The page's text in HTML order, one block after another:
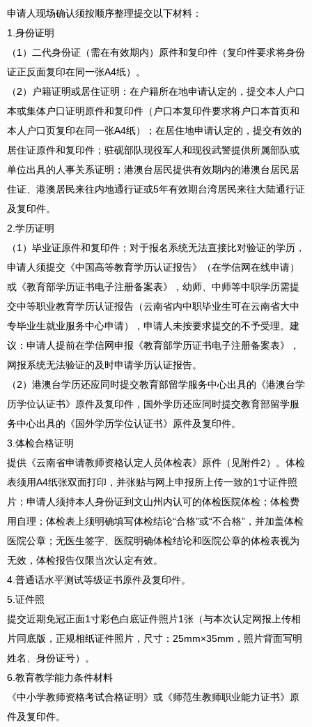
申请人现场确认须按顺序整理提交以下材料：
1.身份证明
（1）二代身份证（需在有效期内）原件和复印件（复印件要求将身份
证正反面复印在同一张A4纸）。
（2）户籍证明或居住证明：在户籍所在地申请认定的，提交本人户口
本或集体户口证明原件和复印件（户口本复印件要求将户口本首页和
本人户口页复印在同一张A4纸）；在居住地申请认定的，提交有效的
居住证原件和复印件；驻砚部队现役军人和现役武警提供所属部队或
单位出具的人事关系证明；港澳台居民提供有效期内的港澳台居民居
住证、港澳居民来往内地通行证或5年有效期台湾居民来往大陆通行证
及复印件。
2.学历证明
（1）毕业证原件和复印件；对于报名系统无法直接比对验证的学历，
申请人须提交《中国高等教育学历认证报告》（在学信网在线申请）
或《教育部学历证书电子注册备案表》，幼师、中师等中职学历需提
交中等职业教育学历认证报告（云南省内中职毕业生可在云南省大中
专毕业生就业服务中心申请），申请人未按要求提交的不予受理。建
议：申请人提前在学信网申报《教育部学历证书电子注册备案表》，
网报系统无法验证的及时申请学历认证报告。
（2）港澳台学历还应同时提交教育部留学服务中心出具的《港澳台学
历学位认证书》原件及复印件，国外学历还应同时提交教育部留学服
务中心出具的《国外学历学位认证书》原件及复印件。
3.体检合格证明
提供《云南省申请教师资格认定人员体检表》原件（见附件2）。体检
表须用A4纸张双面打印，并张贴与网上申报所上传一致的1寸证件照
片；申请人须持本人身份证到文山州内认可的体检医院体检；体检费
用自理；体检表上须明确填写体检结论“合格”或“不合格”，并加盖体检
医院公章；无医生签字、医院明确体检结论和医院公章的体检表视为
无效，体检报告仅限当次认定有效。
4.普通话水平测试等级证书原件及复印件。
5.证件照
提交近期免冠正面1寸彩色白底证件照片1张（与本次认定网报上传相
片同底版，正规相纸证件照片，尺寸：25mm×35mm，照片背面写明
姓名、身份证号）。
6.教育教学能力条件材料
《中小学教师资格考试合格证明》或《师范生教师职业能力证书》原
件及复印件。